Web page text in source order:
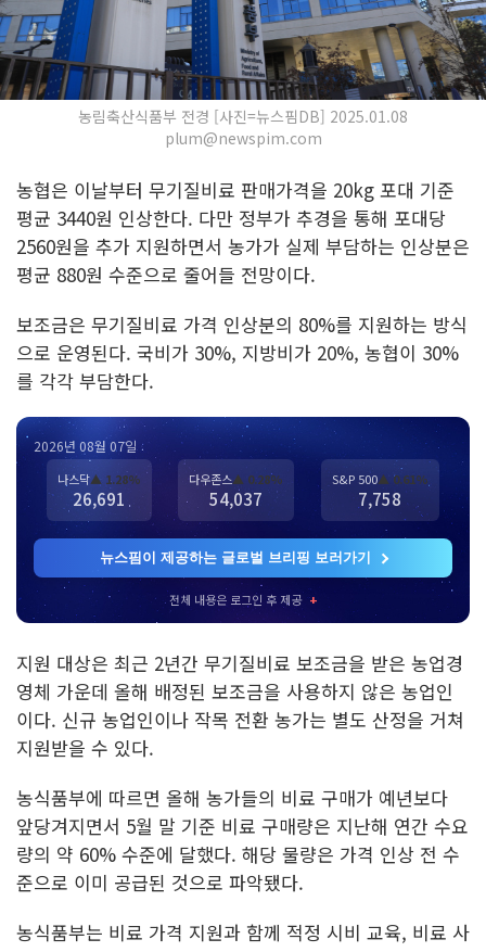
농림축산식품부 전경 [사진=뉴스핌DB] 2025.01.08
plum@newspim.com
농협은 이날부터 무기질비료 판매가격을 20kg 포대 기준
평균 3440원 인상한다. 다만 정부가 추경을 통해 포대당
2560원을 추가 지원하면서 농가가 실제 부담하는 인상분은
평균 880원 수준으로 줄어들 전망이다.
보조금은 무기질비료 가격 인상분의 80%를 지원하는 방식
으로 운영된다. 국비가 30%, 지방비가 20%, 농협이 30%
를 각각 부담한다.
2026년 08월 07일
나스닥▲ 1.28%
26,691
다우존스▲ 0.28%
54,037
S&P 500▲ 0.61%
7,758
뉴스핌이 제공하는 글로벌 브리핑 보러가기
전체 내용은 로그인 후 제공 +
지원 대상은 최근 2년간 무기질비료 보조금을 받은 농업경
영체 가운데 올해 배정된 보조금을 사용하지 않은 농업인
이다. 신규 농업인이나 작목 전환 농가는 별도 산정을 거쳐
지원받을 수 있다.
농식품부에 따르면 올해 농가들의 비료 구매가 예년보다
앞당겨지면서 5월 말 기준 비료 구매량은 지난해 연간 수요
량의 약 60% 수준에 달했다. 해당 물량은 가격 인상 전 수
준으로 이미 공급된 것으로 파악됐다.
농식품부는 비료 가격 지원과 함께 적정 시비 교육, 비료 사